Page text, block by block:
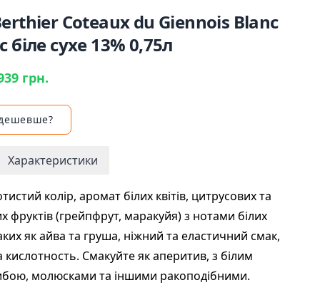
Coteaux du Giennois Blanc
біле сухе 13% 0,75л
грн.
Характеристики
колір, аромат білих квітів, цитрусових та
фруктів (грейпфрут, маракуйя) з нотами білих
як айва та груша, ніжний та еластичний смак,
кислотность. Смакуйте як аперитив, з білим
молюсками та іншими ракоподібними.